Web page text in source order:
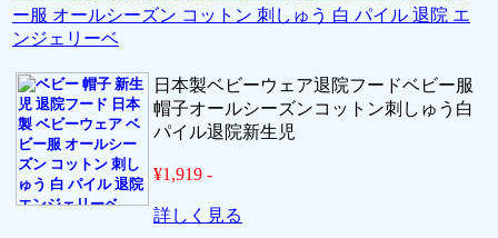
ー服 オールシーズン コットン 刺しゅう 白 パイル 退院 エ
ンジェリーベ
日本製ベビーウェア退院フードベビー服
帽子オールシーズンコットン刺しゅう白
パイル退院新生児
¥1,919 -
詳しく見る